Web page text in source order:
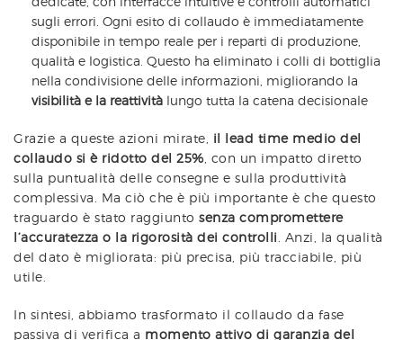
sugli errori. Ogni esito di collaudo è immediatamente
disponibile in tempo reale per i reparti di produzione,
qualità e logistica. Questo ha eliminato i colli di bottiglia
nella condivisione delle informazioni, migliorando la
visibilità e la reattività lungo tutta la catena decisionale
Grazie a queste azioni mirate, il lead time medio del
collaudo si è ridotto del 25% , con un impatto diretto
sulla puntualità delle consegne e sulla produttività
complessiva. Ma ciò che è più importante è che questo
traguardo è stato raggiunto senza compromettere
l’accuratezza o la rigorosità dei controlli . Anzi, la qualità
del dato è migliorata: più precisa, più tracciabile, più
utile.
In sintesi, abbiamo trasformato il collaudo da fase
passiva di verifica a momento attivo di garanzia del